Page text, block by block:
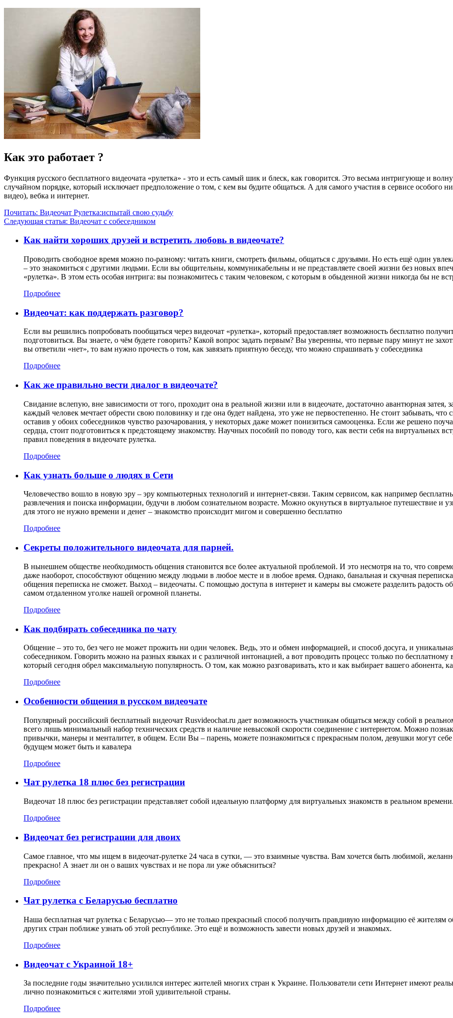
Как это работает ?
Функция русского бесплатного видеочата «рулетка» - это и есть самый шик и блеск, как говорится. Это весьма интригующе и
случайном порядке, который исключает предположение о том, с кем вы будите общаться. А для самого участия в сервисе особого
видео), вебка и интернет.
Почитать: Видеочат Рулетка:испытай свою судьбу
Следующая статья: Видеочат с собеседником
Как найти хороших друзей и встретить любовь в видеочате?
Проводить свободное время можно по-разному: читать книги, смотреть фильмы, общаться с друзьями. Но есть ещё один
– это знакомиться с другими людьми. Если вы общительны, коммуникабельны и не представляете своей жизни без новых
«рулетка». В этом есть особая интрига: вы познакомитесь с таким человеком, с которым в обыденной жизни никогда бы не
Подробнее
Видеочат: как поддержать разговор?
Если вы решились попробовать пообщаться через видеочат «рулетка», который предоставляет возможность бесплатно
подготовиться. Вы знаете, о чём будете говорить? Какой вопрос задать первым? Вы уверенны, что первые пару минут не
вы ответили «нет», то вам нужно прочесть о том, как завязать приятную беседу, что можно спрашивать у собеседника
Подробнее
Как же правильно вести диалог в видеочате?
Свидание вслепую, вне зависимости от того, проходит она в реальной жизни или в видеочате, достаточно авантюрная затея,
каждый человек мечтает обрести свою половинку и где она будет найдена, это уже не первостепенно. Не стоит забывать, что
оставив у обоих собеседников чувство разочарования, у некоторых даже может понизиться самооценка. Если же решено
сердца, стоит подготовиться к предстоящему знакомству. Научных пособий по поводу того, как вести себя на виртуальных
правил поведения в видеочате рулетка.
Подробнее
Как узнать больше о людях в Сети
Человечество вошло в новую эру – эру компьютерных технологий и интернет-связи. Таким сервисом, как например
развлечения и поиска информации, будучи в любом сознательном возрасте. Можно окунуться в виртуальное путешествие и
для этого не нужно времени и денег – знакомство происходит мигом и совершенно бесплатно
Подробнее
Секреты положительного видеочата для парней.
В нынешнем обществе необходимость общения становится все более актуальной проблемой. И это несмотря на то, что
даже наоборот, способствуют общению между людьми в любое месте и в любое время. Однако, банальная и скучная
общения переписка не сможет. Выход – видеочаты. С помощью доступа в интернет и камеры вы сможете разделить радость
самом отдаленном уголке нашей огромной планеты.
Подробнее
Как подбирать собеседника по чату
Общение – это то, без чего не может прожить ни один человек. Ведь, это и обмен информацией, и способ досуга, и
собеседником. Говорить можно на разных языках и с различной интонацией, а вот проводить процесс только по
который сегодня обрел максимальную популярность. О том, как можно разговаривать, кто и как выбирает вашего абонента,
Подробнее
Особенности общения в русском видеочате
Популярный российский бесплатный видеочат Rusvideochat.ru дает возможность участникам общаться между собой в
всего лишь минимальный набор технических средств и наличие невысокой скорости соединение с интернетом. Можно
привычки, манеры и менталитет, в общем. Если Вы – парень, можете познакомиться с прекрасным полом, девушки могут
будущем может быть и кавалера
Подробнее
Чат рулетка 18 плюс без регистрации
Видеочат 18 плюс без регистрации представляет собой идеальную платформу для виртуальных знакомств в реальном
Подробнее
Видеочат без регистрации для двоих
Самое главное, что мы ищем в видеочат-рулетке 24 часа в сутки, — это взаимные чувства. Вам хочется быть любимой,
прекрасно! А знает ли он о ваших чувствах и не пора ли уже объясниться?
Подробнее
Чат рулетка с Беларусью бесплатно
Наша бесплатная чат рулетка с Беларусью— это не только прекрасный способ получить правдивую информацию её жителям
других стран поближе узнать об этой республике. Это ещё и возможность завести новых друзей и знакомых.
Подробнее
Видеочат с Украиной 18+
За последние годы значительно усилился интерес жителей многих стран к Украине. Пользователи сети Интернет имеют
лично познакомиться с жителями этой удивительной страны.
Подробнее